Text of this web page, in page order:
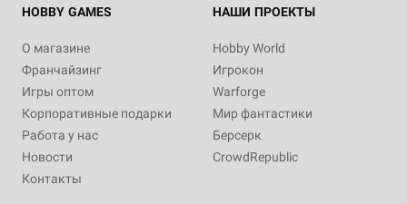
HOBBY GAMES
О магазине
Франчайзинг
Игры оптом
Корпоративные подарки
Работа у нас
Новости
Контакты
НАШИ ПРОЕКТЫ
Hobby World
Игрокон
Warforge
Мир фантастики
Берсерк
CrowdRepublic